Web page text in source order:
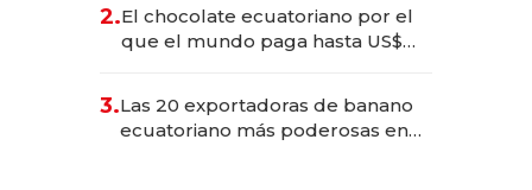
2.El chocolate ecuatoriano por el
que el mundo paga hasta US$
3.Las 20 exportadoras de banano
ecuatoriano más poderosas en